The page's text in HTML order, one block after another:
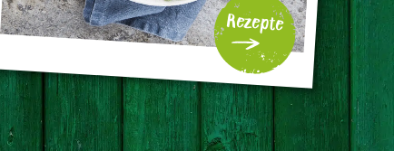
Rezepte